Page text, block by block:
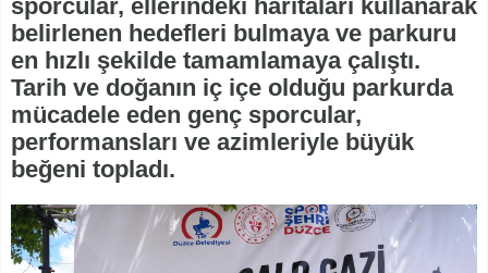
sporcular, ellerindeki haritaları kullanarak
belirlenen hedefleri bulmaya ve parkuru
en hızlı şekilde tamamlamaya çalıştı.
Tarih ve doğanın iç içe olduğu parkurda
mücadele eden genç sporcular,
performansları ve azimleriyle büyük
beğeni topladı.